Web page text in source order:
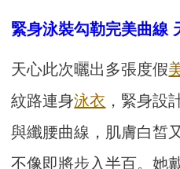
緊身泳裝勾勒完美曲線
天心此次曬出多張度假
紋路連身泳衣 ，緊身設
與纖腰曲線，肌膚白皙
不像即將步入半百。她